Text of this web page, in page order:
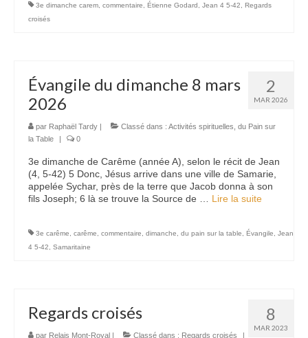
3e dimanche carem commentaire Étienne Godard Jean 4 5-42
Regards
croisés
2
MAR 2026
Évangile du dimanche 8 mars
2026
par Raphaël Tardy | Classé dans : Activités spirituelles du Pain sur
la Table
| 0
3e dimanche de Carême (année A), selon le récit de Jean
(4, 5-42) 5 Donc, Jésus arrive dans une ville de Samarie,
appelée Sychar, près de la terre que Jacob donna à son
fils Joseph; 6 là se trouve la Source de … Lire la suite­­
3e carême carême commentaire dimanche du pain sur la table Évangile
Jean
4 5-42
Samaritaine
8
MAR 2023
Regards croisés
par Relais Mont-Royal | Classé dans : Regards croisés
|